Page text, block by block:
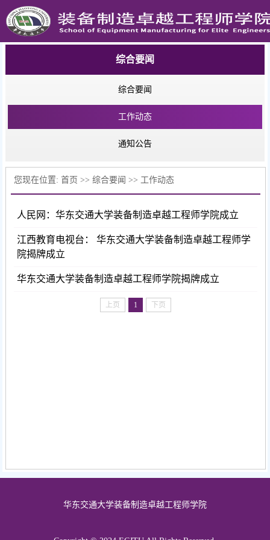
综合要闻
综合要闻
工作动态
通知公告
您现在位置:首页 >>综合要闻 >> 工作动态
人民网：华东交通大学装备制造卓越工程师学院成立
江西教育电视台： 华东交通大学装备制造卓越工程师学
院揭牌成立
华东交通大学装备制造卓越工程师学院揭牌成立
上页 1 下页
华东交通大学装备制造卓越工程师学院